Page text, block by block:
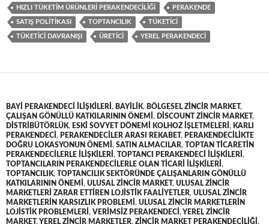
HIZLI TÜKETIM ÜRÜNLERI PERAKENDECILIĞI PERAKENDE
SATIŞ POLITIKASI TOPTANCILIK TÜKETICI
TÜKETICI DAVRANIŞI ÜRETICI YEREL PERAKENDECI
BAYI PERAKENDECI ILIŞKILERI , BAYILIK, BÖLGESEL ZINCIR MARKET,
ÇALIŞAN GÖNÜLLÜ KATKILARININ ÖNEMI , DISCOUNT ZINCIR MARKET,
DISTRIBÜTÖRLÜK, ESKI SOVYET DÖNEMI KOLHOZ IŞLETMELERI , KARLI
PERAKENDECI , PERAKENDECILER ARASI REKABET, PERAKENDECILIKTE
DOĞRU LOKASYONUN ÖNEMI , SATIN ALMACILAR, TOPTAN TICARETIN
PERAKENDECILERLE ILIŞKILERI , TOPTANCI PERAKENDECI ILIŞKILERI ,
TOPTANCILARIN PERAKENDECILERLE OLAN TICARI ILIŞKILERI ,
TOPTANCILIK, TOPTANCILIK SEKTÖRÜNDE ÇALIŞANLARIN GÖNÜLLÜ
KATKILARININ ÖNEMI , ULUSAL ZINCIR MARKET, ULUSAL ZINCIR
MARKETLERI ZARAR ETTIREN LOJISTIK FAALIYETLER, ULUSAL ZINCIR
MARKETLERIN KARSIZLIK PROBLEMI , ULUSAL ZINCIR MARKETLERIN
LOJISTIK PROBLEMLERI , VERIMSIZ PERAKENDECI ,YEREL ZINCIR
MARKET,YEREL ZINCIR MARKETLER, ZINCIR MARKET PERAKENDECILIĞI ,